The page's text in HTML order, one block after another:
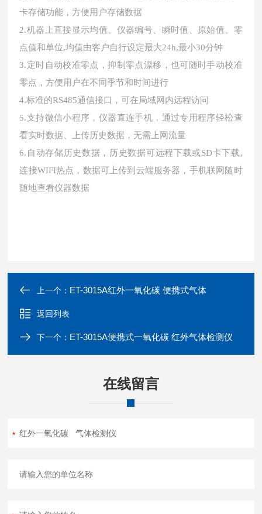
卡存储功能，方便用户存储数据
2.机器上直接显示均值、仪器编号、瞬时值、原始值、零
点值和单位,均值由客户自行设定最大24h,最小30分钟
3.定时自动校准零点，抑制零点漂移，也可随时手动校准
零点，方便用户在不同季节和时间进行
4.标准的RS485通信接口，可在局域网内远程访问
5.支持微信小程序，仪器直连手机，通过专用程序轻松查
看实时数据、上传历史数据，无需上网流量
6.自动存储历史数据，历史数据可远程下载或SD卡下载,
连接WIFI热点，数据可上传到云端服务器，手机联网随时
随地查看仪器数据
上一个： ET-3015A红外一氧化碳 便携式气体
返回列表
下一个： ET-3015A便携式一氧化碳 红外气体检测仪
在线留言